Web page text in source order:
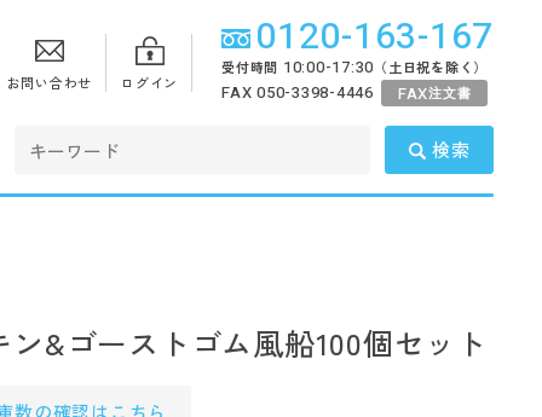
お問い合わせ ログイン
0120-163-167
受付時間 10:00-17:30 （土日祝を除く）
FAX 050-3398-4446 FAX注文書
検索
ン&ゴーストゴム風船100個セット
数の確認はこちら